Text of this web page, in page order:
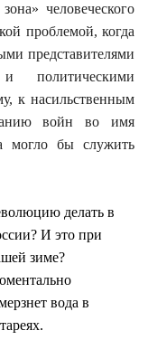
человеческого
проблемой, когда
представителями
политическими
к насильственным
войн во имя
могло бы служить
делать в
И это при
зиме?
вода в